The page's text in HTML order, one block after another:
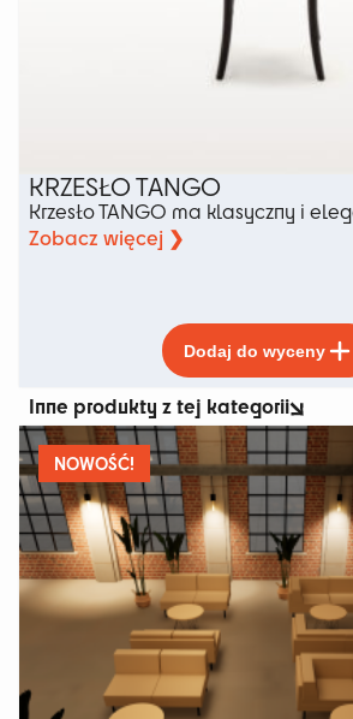
KRZESŁO TANGO
Krzesło TANGO ma klasyczny i
Zobacz więcej ❯
Dodaj do wyceny
produkt
ma
wiele
Opcje
można
wybrać
na
stronie
produktu
Inne produkty z tej kategorii
NOWOŚĆ!